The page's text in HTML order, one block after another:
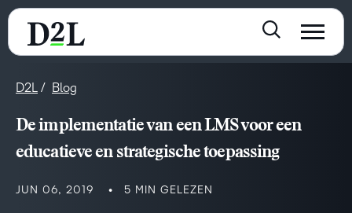
D2L Blog
De implementatie van een LMS voor een
educatieve en strategische toepassing
JUN 06, 2019 5 MIN GELEZEN